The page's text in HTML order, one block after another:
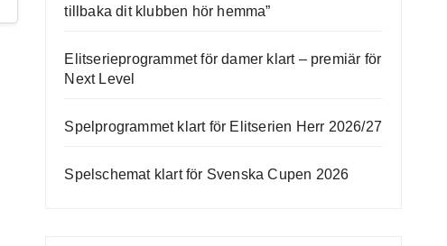
tillbaka dit klubben hör hemma”
Elitserieprogrammet för damer klart – premiär för
Next Level
Spelprogrammet klart för Elitserien Herr 2026/27
Spelschemat klart för Svenska Cupen 2026